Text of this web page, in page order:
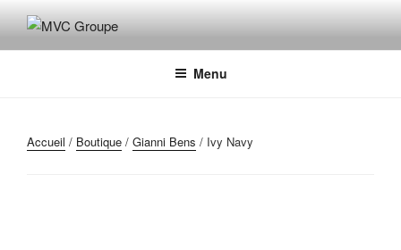
contenuMVC GROUPE
Maroquinerie – Valises – Chaussures
Menu
Accueil / Boutique / Gianni Bens / Ivy Navy